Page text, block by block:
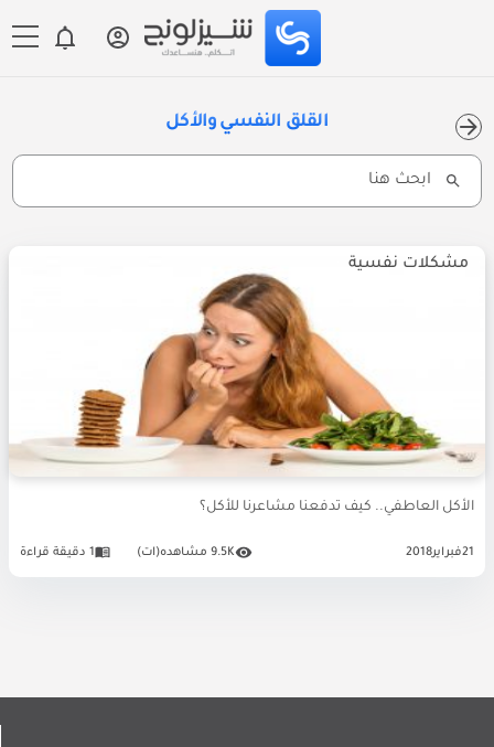
القلق النفسي والأكل
Search
مشكلات نفسية
الأكل العاطفي.. كيف تدفعنا مشاعرنا للأكل؟
21فبراير2018 9.5K مشاهده(ات) 1 دقيقة قراءة